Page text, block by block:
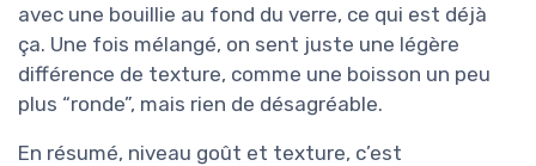
avec une bouillie au fond du verre, ce qui est déjà
ça. Une fois mélangé, on sent juste une légère
différence de texture, comme une boisson un peu
plus “ronde”, mais rien de désagréable.
En résumé, niveau goût et texture, c’est